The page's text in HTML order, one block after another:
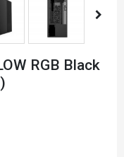
RGB Black